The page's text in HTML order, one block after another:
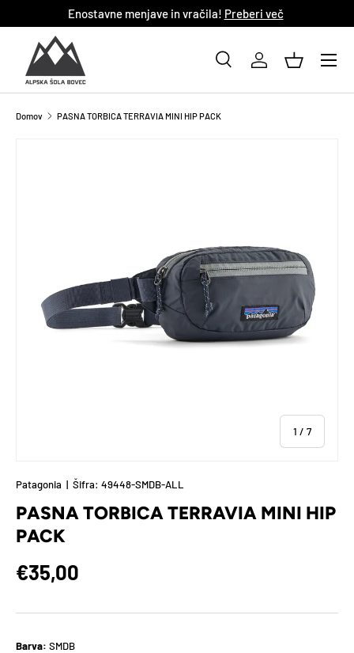
NADALJUJ NA VSEBINO
Hitra in zanesljiva dostava!
Iskanje
Iskanje
Domov PASNA TORBICA TERRAVIA MINI HIP PACK
1 / od
7
Patagonia | Šifra: 49448-SMDB-ALL
PASNA TORBICA TERRAVIA MINI HIP
PACK
Polna cena
€35,00
Barva: SMDB